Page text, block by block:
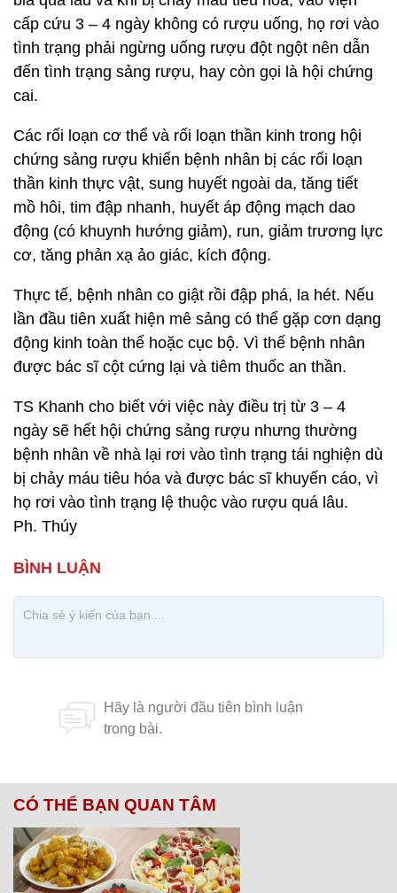
cấp cứu 3 – 4 ngày không có rượu uống, họ rơi vào
tình trạng phải ngừng uống rượu đột ngột nên dẫn
đến tình trạng sảng rượu, hay còn gọi là hội chứng
cai.
Các rối loạn cơ thể và rối loạn thần kinh trong hội
chứng sảng rượu khiến bệnh nhân bị các rối loạn
thần kinh thực vật, sung huyết ngoài da, tăng tiết
mồ hôi, tim đập nhanh, huyết áp động mạch dao
động (có khuynh hướng giảm), run, giảm trương lực
cơ, tăng phản xạ ảo giác, kích động.
Thực tế, bệnh nhân co giật rồi đập phá, la hét. Nếu
lần đầu tiên xuất hiện mê sảng có thể gặp cơn dạng
động kinh toàn thể hoặc cục bộ. Vì thế bệnh nhân
được bác sĩ cột cứng lại và tiêm thuốc an thần.
TS Khanh cho biết với việc này điều trị từ 3 – 4
ngày sẽ hết hội chứng sảng rượu nhưng thường
bệnh nhân về nhà lại rơi vào tình trạng tái nghiện dù
bị chảy máu tiêu hóa và được bác sĩ khuyến cáo, vì
họ rơi vào tình trạng lệ thuộc vào rượu quá lâu.
Ph. Thúy
CÓ THỂ BẠN QUAN TÂM